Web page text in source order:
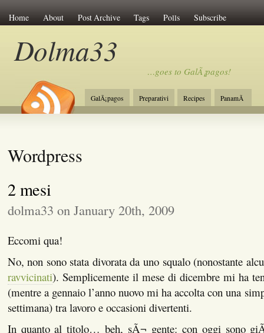
Home About Post Archive Tags Polls Subscribe
Dolma33
…goes to GalÃ¡pagos!
GalÃ¡pagos Preparativi Recipes PanamÃ
Wordpress
2 mesi
dolma33 on January 20th, 2009
Eccomi qua!
No, non sono stata divorata da uno squalo (nonostante
ravvicinati). Semplicemente il mese di dicembre mi ha
(mentre a gennaio l’anno nuovo mi ha accolta con una
settimana) tra lavoro e occasioni divertenti.
In quanto al titolo… beh, sÃ¬ gente: con oggi sono